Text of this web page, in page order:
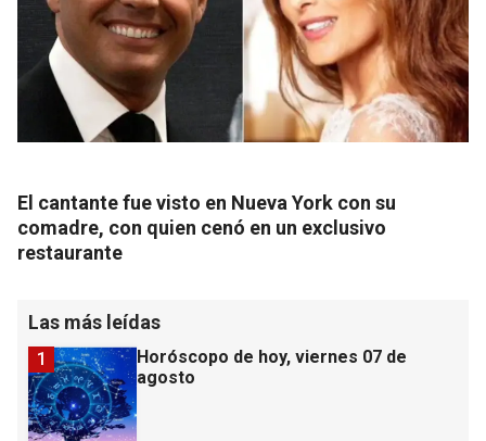
El cantante fue visto en Nueva York con su
comadre, con quien cenó en un exclusivo
restaurante
Las más leídas
Horóscopo de hoy, viernes 07 de
agosto
1